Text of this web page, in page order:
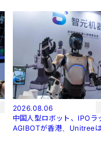
2026.08.06
中国人型ロボット、IPO
AGIBOTが香港、Unitree